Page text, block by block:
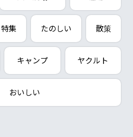
特集 たのしい 散策
キャンプ ヤクルト
おいしい